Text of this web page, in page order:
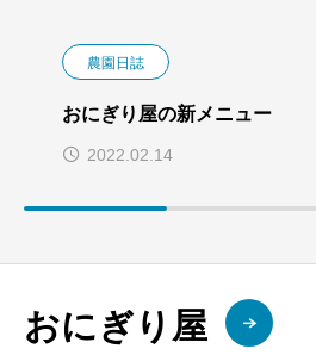
農園日誌
おにぎり屋の新メニュー
2022.02.14
おにぎり屋